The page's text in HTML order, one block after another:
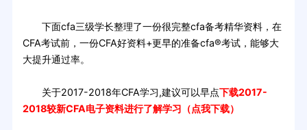
下面cfa三级学长整理了一份很完整cfa备考精华资料，在
CFA考试前，一份CFA好资料+更早的准备cfa®考试，能够大
大提升通过率。
关于2017-2018年CFA学习,建议可以早点下载2017-
2018较新CFA电子资料进行了解学习（点我下载）